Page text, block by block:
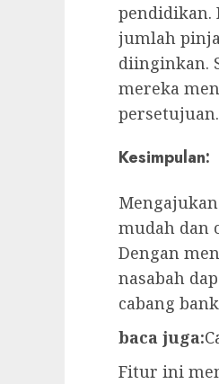
pendidikan.
jumlah
diinginkan.
mereka
persetujuan.
Kesimpulan:
mudah dan
Dengan
nasabah
cabang
baca juga:
Fitur ini